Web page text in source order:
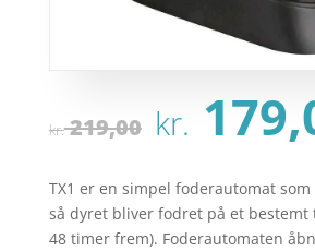
kr.219,00 Den
pris
var:
kr.
kr.
TX1 er en simpel foderautomat
så dyret bliver fodret på et
48 timer frem). Foderautomaten